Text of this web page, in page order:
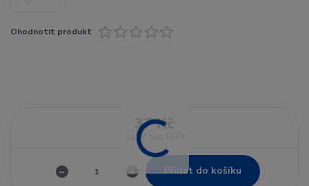
Ohodnotit produkt
37 Kč
31 Kč
Přidat do košíku